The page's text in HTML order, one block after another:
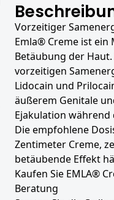
Vorzeitiger
Emla® Creme ist ein
Betäubung der
vorzeitigen
Lidocain und
äußerem Genitale
Ejakulation während
Die empfohlene
Zentimeter Creme,
betäubende Effekt
Kaufen Sie EMLA®
Beratung